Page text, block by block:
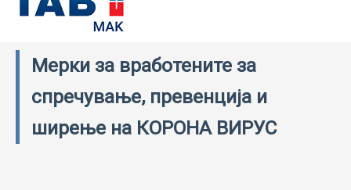
ПОЧЕТНА
СТАРТЕР БАТЕРИИ
ИНДУСТРИСКИ БАТЕРИИ
Мерки за вработените за
спречување, превенција и
ширење на КОРОНА ВИРУС